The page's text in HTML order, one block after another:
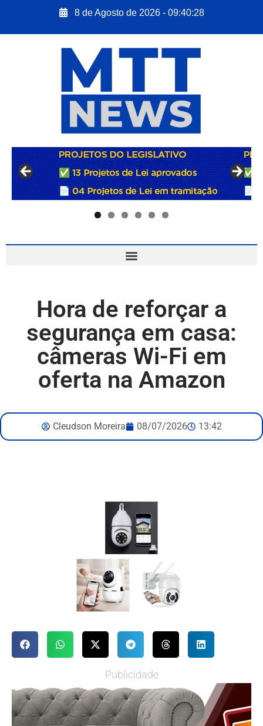
8 de Agosto de 2026 - 09:40:29
Hora de reforçar a
segurança em casa:
câmeras Wi-Fi em
oferta na Amazon
Cleudson Moreira 08/07/2026 13:42
Publicidade